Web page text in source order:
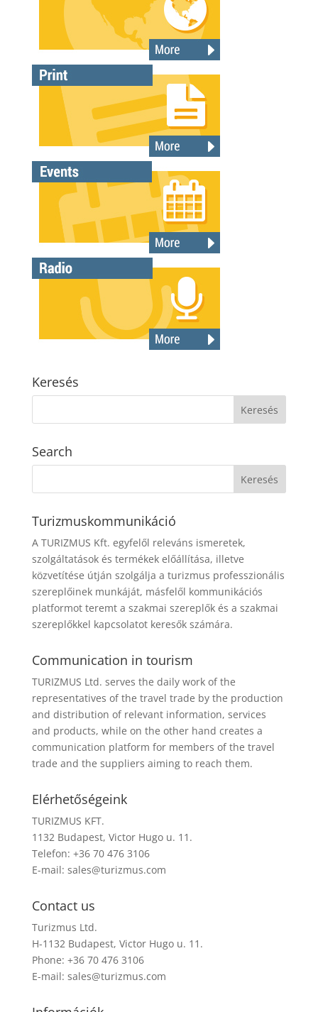
Keresés
Search
Turizmuskommunikáció
A TURIZMUS Kft. egyfelől releváns ismeretek,
szolgáltatások és termékek előállítása, illetve
közvetítése útján szolgálja a turizmus professzionális
szereplőinek munkáját, másfelől kommunikációs
platformot teremt a szakmai szereplők és a szakmai
szereplőkkel kapcsolatot keresők számára.
Communication in tourism
TURIZMUS Ltd. serves the daily work of the
representatives of the travel trade by the production
and distribution of relevant information, services
and products, while on the other hand creates a
communication platform for members of the travel
trade and the suppliers aiming to reach them.
Elérhetőségeink
TURIZMUS KFT.
1132 Budapest, Victor Hugo u. 11.
Telefon: +36 70 476 3106
E-mail: sales@turizmus.com
Contact us
Turizmus Ltd.
H-1132 Budapest, Victor Hugo u. 11.
Phone: +36 70 476 3106
E-mail: sales@turizmus.com